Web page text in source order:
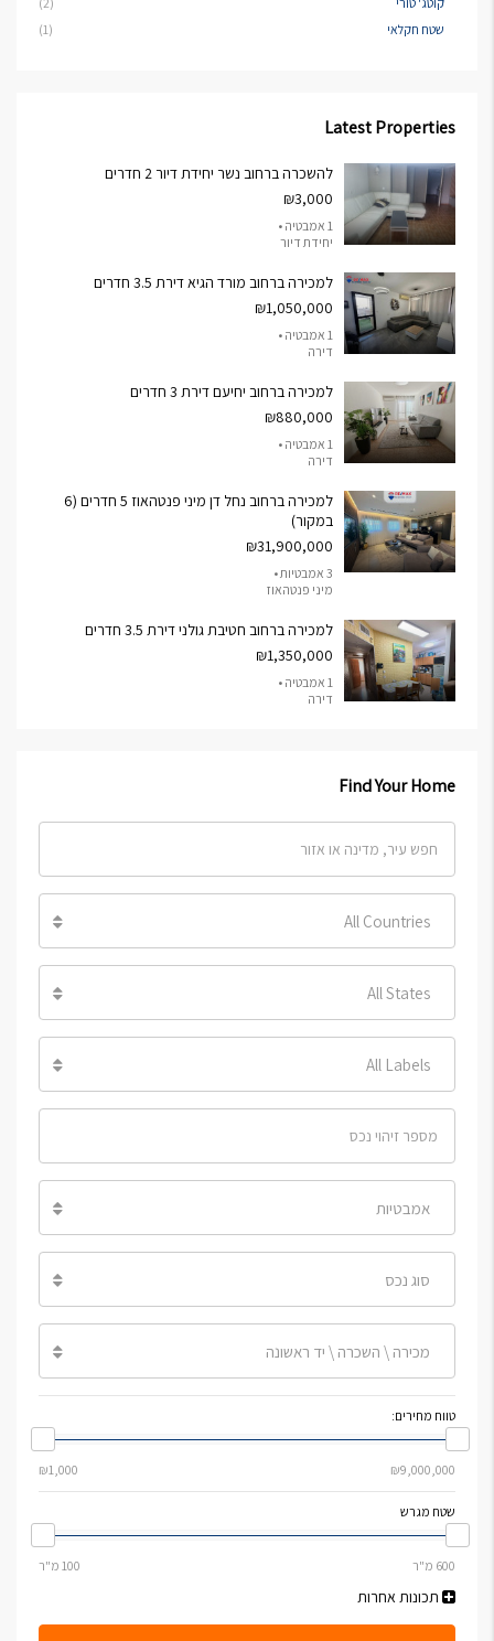
שטח חקלאי
(1)
Latest Properties
להשכרה ברחוב נשר יחידת דיור 2 חדרים
₪3,000
1 אמבטיה •
יחידת דיור
למכירה ברחוב מורד הגיא דירת 3.5 חדרים
₪1,050,000
1 אמבטיה •
דירה
למכירה ברחוב יחיעם דירת 3 חדרים
₪880,000
1 אמבטיה •
דירה
למכירה ברחוב נחל דן מיני פנטהאוז 5 חדרים (6
במקור)
₪31,900,000
3 אמבטיות •
מיני פנטהאוז
למכירה ברחוב חטיבת גולני דירת 3.5 חדרים
₪1,350,000
1 אמבטיה •
דירה
Find Your Home
All Countries
All States
All Labels
אמבטיות
סוג נכס
מכירה \ השכרה \ יד ראשונה
טווח מחירים:
שטח מגרש
תכונות אחרות